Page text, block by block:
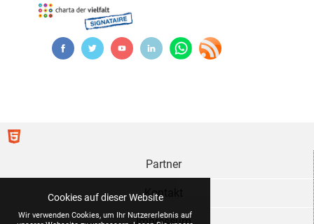
Cookies auf dieser Website
Wir verwenden Cookies, um Ihr Nutzererlebnis auf
Partner
Kontakt